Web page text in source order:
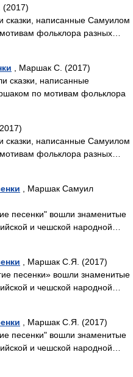
сказки, написанные Самуилом
фольклора разных…
, Маршак С. (2017)
сказки, написанные
по мотивам фольклора
сказки, написанные Самуилом
фольклора разных…
, Маршак Самуил
песенки" вошли знаменитые
и чешской народной…
, Маршак С.Я. (2017)
песенки» вошли знаменитые
и чешской народной…
, Маршак С.Я. (2017)
песенки" вошли знаменитые
и чешской народной…